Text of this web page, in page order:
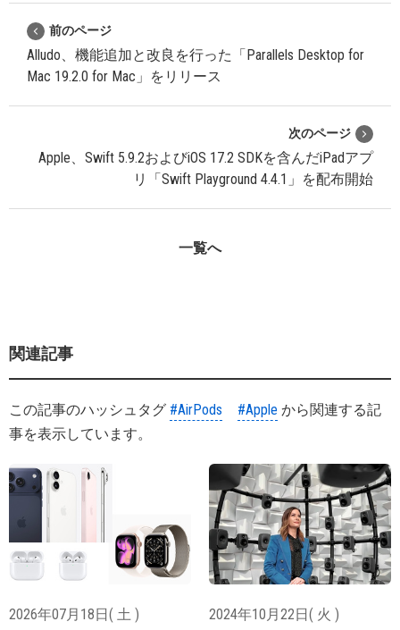
前のページ
Alludo、機能追加と改良を行った「Parallels Desktop for
Mac 19.2.0 for Mac」をリリース
次のページ
Apple、Swift 5.9.2およびiOS 17.2 SDKを含んだiPadアプ
リ「Swift Playground 4.4.1」を配布開始
一覧へ
関連記事
この記事のハッシュタグ #AirPods #Apple から関連する記
事を表示しています。
2026年07月18日( 土 ) 2024年10月22日( 火 )